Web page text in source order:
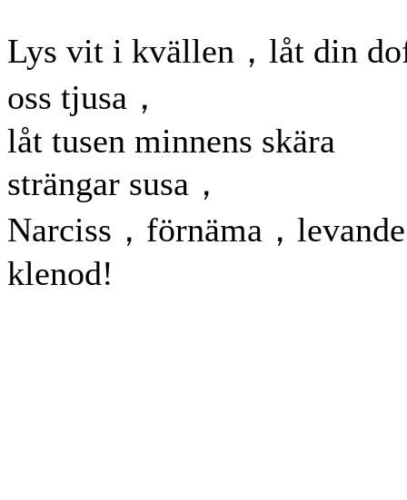
Lys vit i kvällen，låt din
oss tjusa，
låt tusen minnens skära
strängar susa，
Narciss，förnäma，levande
klenod!